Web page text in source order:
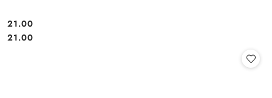
Cena:
21.00
Cena:
21.00